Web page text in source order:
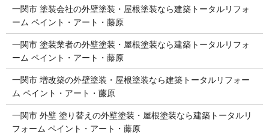
一関市 塗装会社の外壁塗装・屋根塗装なら建築トータルリフォ
ーム ペイント・アート・藤原
一関市 塗装業者の外壁塗装・屋根塗装なら建築トータルリフォ
ーム ペイント・アート・藤原
一関市 増改築の外壁塗装・屋根塗装なら建築トータルリフォー
ム ペイント・アート・藤原
一関市 外壁 塗り替えの外壁塗装・屋根塗装なら建築トータルリ
フォーム ペイント・アート・藤原